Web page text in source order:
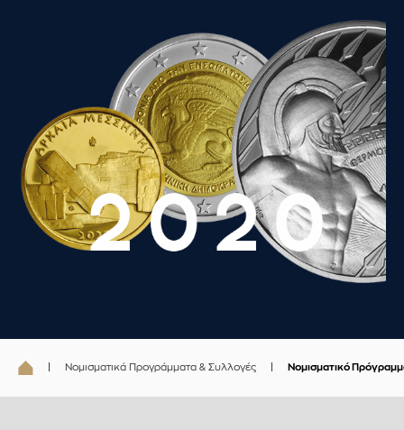
Νομισματικά Προγράμματα & Συλλογές Νομισματικό